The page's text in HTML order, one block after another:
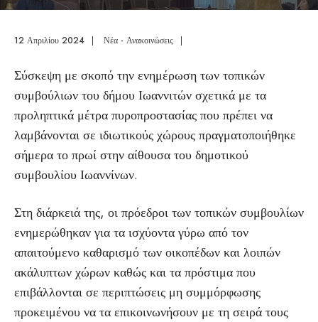
12 Απριλίου 2024 | Νέα - Ανακοινώσεις |
Σύσκεψη με σκοπό την ενημέρωση των τοπικών
συμβούλιων του δήμου Ιωαννιτών σχετικά με τα
προληπτικά μέτρα πυροπροστασίας που πρέπει να
λαμβάνονται σε ιδιωτικούς χώρους πραγματοποιήθηκε
σήμερα το πρωί στην αίθουσα του δημοτικού
συμβουλίου Ιωαννίνων.
Στη διάρκειά της, οι πρόεδροι των τοπικών συμβουλίων
ενημερώθηκαν για τα ισχύοντα γύρω από τον
απαιτούμενο καθαρισμό των οικοπέδων και λοιπών
ακάλυπτων χώρων καθώς και τα πρόστιμα που
επιβάλλονται σε περιπτώσεις μη συμμόρφωσης
προκειμένου να τα επικοινωνήσουν με τη σειρά τους